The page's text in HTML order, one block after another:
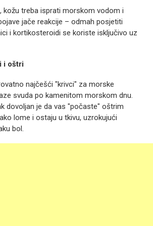
kožu treba isprati morskom vodom i
jače reakcije – odmah posjetiti
i kortikosteroidi se koriste isključivo uz
i oštri
najčešći "krivci" za morske
svuda po kamenitom morskom dnu.
dovoljan je da vas "počaste" oštrim
lome i ostaju u tkivu, uzrokujući
bol.